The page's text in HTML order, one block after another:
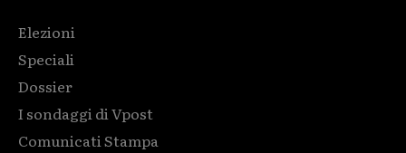
Elezioni
Speciali
Dossier
I sondaggi di Vpost
Comunicati Stampa